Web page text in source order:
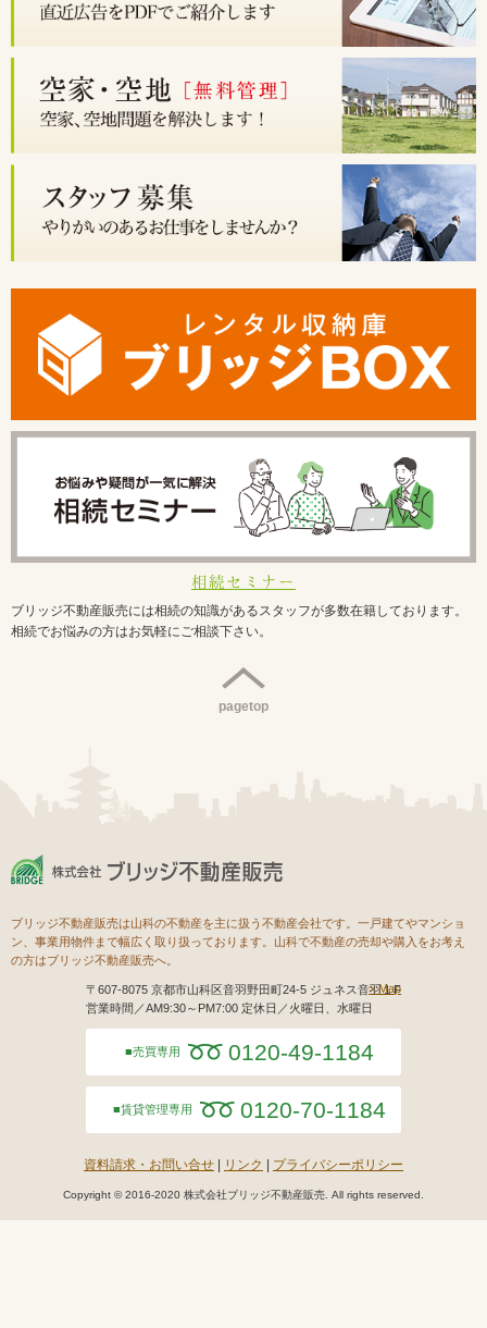
相続セミナー
ブリッジ不動産販売には相続の知識があるスタッフが多数在籍しております。
相続でお悩みの方はお気軽にご相談下さい。
pagetop
ブリッジ不動産販売は山科の不動産を主に扱う不動産会社です。一戸建てやマンショ
ン、事業用物件まで幅広く取り扱っております。山科で不動産の売却や購入をお考え
の方はブリッジ不動産販売へ。
Map
〒607-8075 京都市山科区音羽野田町24-5 ジュネス音羽１F
営業時間／AM9:30～PM7:00 定休日／火曜日、水曜日
売買専用 0120-49-1184
賃貸管理専用 0120-70-1184
資料請求・お問い合せ リンク プライバシーポリシー
Copyright © 2016-2020 株式会社ブリッジ不動産販売. All rights reserved.